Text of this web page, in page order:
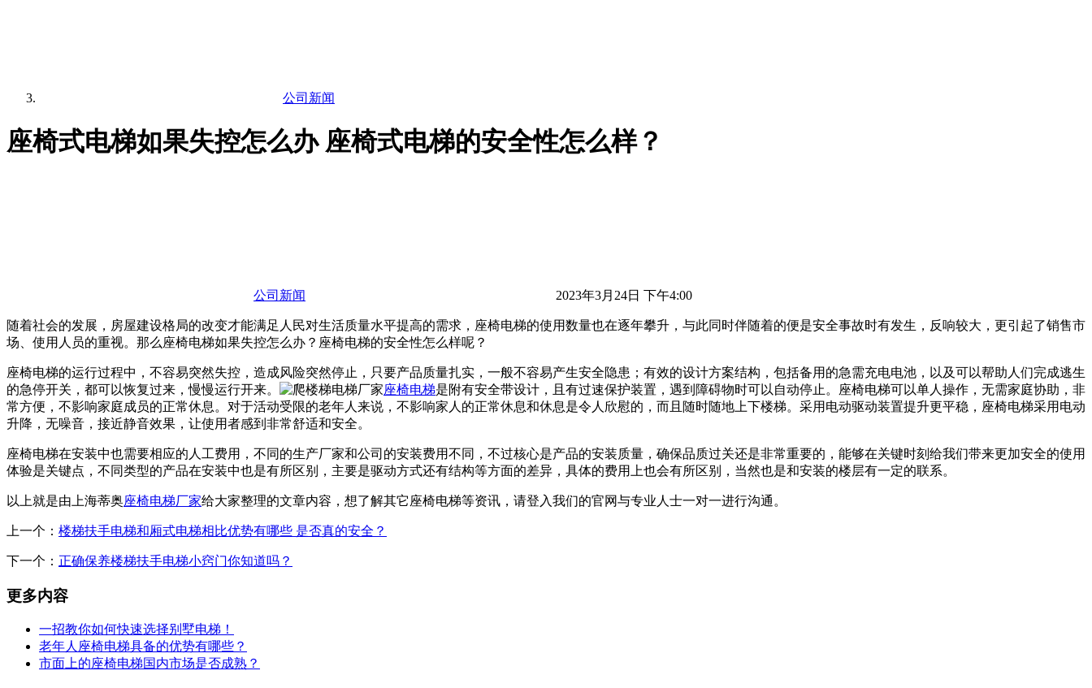
公司新闻
座椅式电梯如果失控怎么办 座椅式电梯的安全性怎么样？
公司新闻 2023年3月24日 下午4:00
随着社会的发展，房屋建设格局的改变才能满足人民对生活质量水平提高的需求，座椅电梯的使用数量也在逐年攀升，与此同时伴随着的便是安全事故时有发生，反响较大，更引起了销售市
场、使用人员的重视。那么座椅电梯如果失控怎么办？座椅电梯的安全性怎么样呢？
座椅电梯的运行过程中，不容易突然失控，造成风险突然停止，只要产品质量扎实，一般不容易产生安全隐患；有效的设计方案结构，包括备用的急需充电电池，以及可以帮助人们完成逃生
的急停开关，都可以恢复过来，慢慢运行开来。
座椅电梯是附有安全带设计，且有过速保护装置，遇到障碍物时可以自动停止。座椅电梯可以单人操作，无需家庭协助，非
常方便，不影响家庭成员的正常休息。对于活动受限的老年人来说，不影响家人的正常休息和休息是令人欣慰的，而且随时随地上下楼梯。采用电动驱动装置提升更平稳，座椅电梯采用电动
升降，无噪音，接近静音效果，让使用者感到非常舒适和安全。
座椅电梯在安装中也需要相应的人工费用，不同的生产厂家和公司的安装费用不同，不过核心是产品的安装质量，确保品质过关还是非常重要的，能够在关键时刻给我们带来更加安全的使用
体验是关键点，不同类型的产品在安装中也是有所区别，主要是驱动方式还有结构等方面的差异，具体的费用上也会有所区别，当然也是和安装的楼层有一定的联系。
以上就是由上海蒂奥座椅电梯厂家给大家整理的文章内容，想了解其它座椅电梯等资讯，请登入我们的官网与专业人士一对一进行沟通。
上一个： 楼梯扶手电梯和厢式电梯相比优势有哪些 是否真的安全？
下一个： 正确保养楼梯扶手电梯小窍门你知道吗？
更多内容
一招教你如何快速选择别墅电梯！
老年人座椅电梯具备的优势有哪些？
市面上的座椅电梯国内市场是否成熟？